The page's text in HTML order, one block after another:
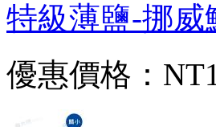
特級薄鹽-挪威
優惠價格：